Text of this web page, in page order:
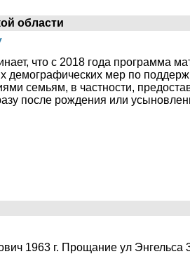
области
что с 2018 года программа
мер по
семьям, в частности,
после рождения или
1963 г. Прощание ул Энгельса